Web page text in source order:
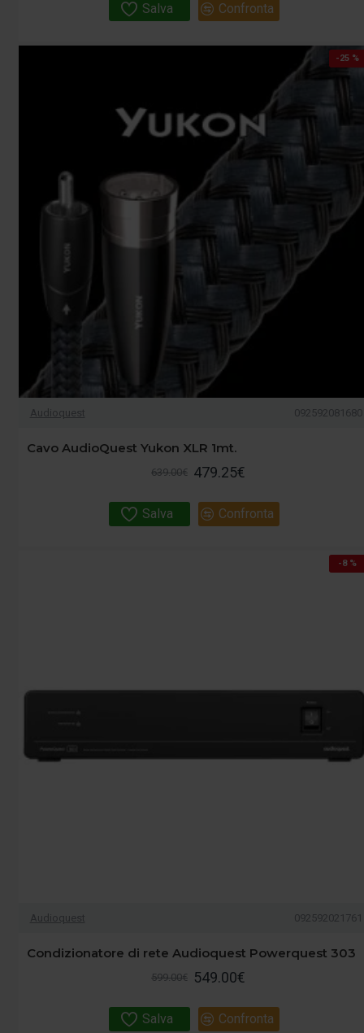
Salva Confronta
-25 %
Audioquest 092592081680
Cavo AudioQuest Yukon XLR 1mt.
479.25€
639.00€
Salva Confronta
-8 %
Audioquest 092592021761
Condizionatore di rete Audioquest Powerquest 303
549.00€
599.00€
Salva Confronta